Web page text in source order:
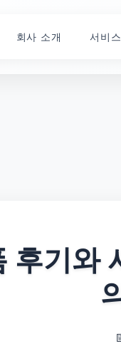
회사 소개 서비스
후기와